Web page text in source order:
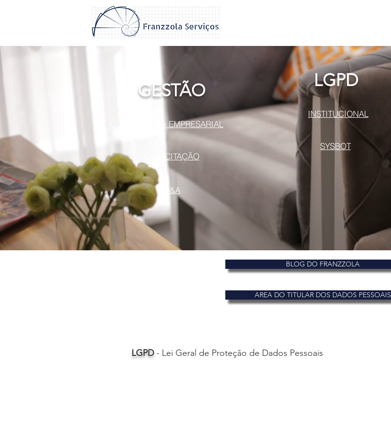
GESTÃO
CONSULTORIA EMPRESARIAL
CAPACITAÇÃO
M&A
LGPD
INSTITUCIONAL
SYSBOT
BLOG DO FRANZZOLA
AREA DO TITULAR DOS DADOS PESSOAIS
LGPD- Lei Geral de Proteção de Dados Pessoais